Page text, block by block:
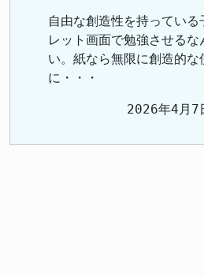
自由な創造性を持ってい
レット画面で勉強させるな
い。紙なら無限に創造的な
に・・・
2026年4月